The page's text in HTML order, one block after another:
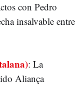
con Pedro
insalvable entre
: La
Aliança